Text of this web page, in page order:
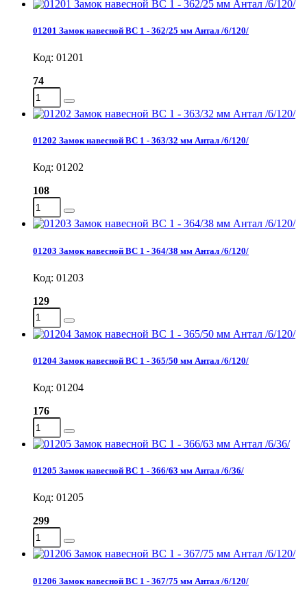
01201 Замок навесной ВС 1 - 362/25 мм Антал /6/120/
Код: 01201
74
01202 Замок навесной ВС 1 - 363/32 мм Антал /6/120/
Код: 01202
108
01203 Замок навесной ВС 1 - 364/38 мм Антал /6/120/
Код: 01203
129
01204 Замок навесной ВС 1 - 365/50 мм Антал /6/120/
Код: 01204
176
01205 Замок навесной ВС 1 - 366/63 мм Антал /6/36/
Код: 01205
299
01206 Замок навесной ВС 1 - 367/75 мм Антал /6/120/